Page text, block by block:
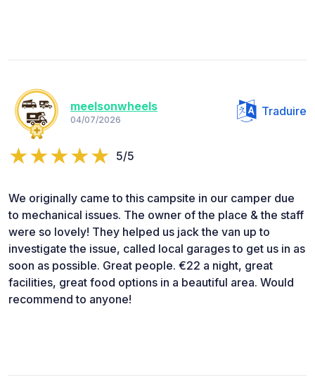
meelsonwheels
04/07/2026
Traduire
5/5
We originally came to this campsite in our camper due
to mechanical issues. The owner of the place & the staff
were so lovely! They helped us jack the van up to
investigate the issue, called local garages to get us in as
soon as possible. Great people. €22 a night, great
facilities, great food options in a beautiful area. Would
recommend to anyone!